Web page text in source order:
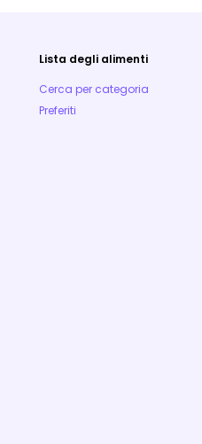
Lista degli alimenti
Cerca per categoria
Preferiti